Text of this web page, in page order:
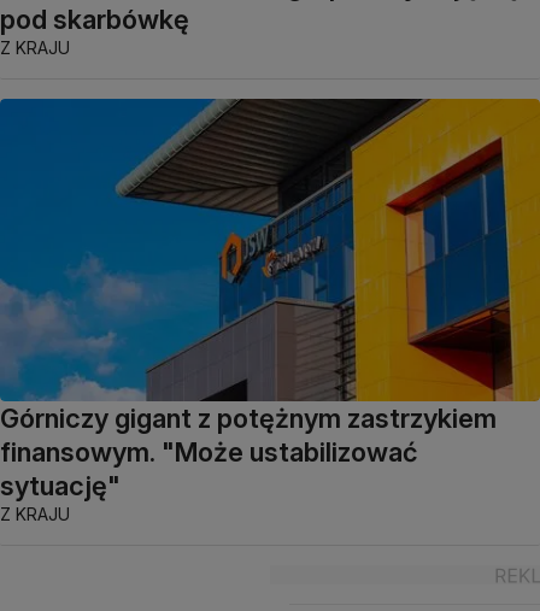
pod skarbówkę
Z KRAJU
Górniczy gigant z potężnym zastrzykiem
finansowym. "Może ustabilizować
sytuację"
Z KRAJU